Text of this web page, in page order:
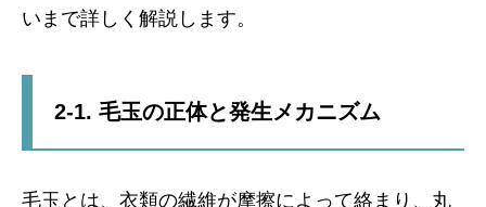
いまで詳しく解説します。
2-1. 毛玉の正体と発生メカニズム
毛玉とは、衣類の繊維が摩擦によって絡まり、丸